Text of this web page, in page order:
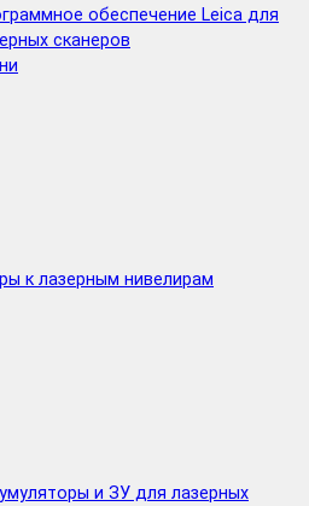
обеспечение Leica для
сканеров
к лазерным нивелирам
и ЗУ для лазерных